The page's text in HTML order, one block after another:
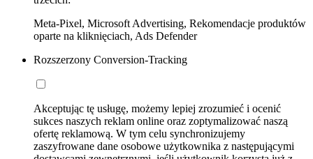
Meta-Pixel, Microsoft Advertising, Rekomendacje produktów
oparte na kliknięciach, Ads Defender
Rozszerzony Conversion-Tracking
Akceptując tę usługę, możemy lepiej zrozumieć i ocenić
sukces naszych reklam online oraz zoptymalizować naszą
ofertę reklamową. W tym celu synchronizujemy
zaszyfrowane dane osobowe użytkownika z następującymi